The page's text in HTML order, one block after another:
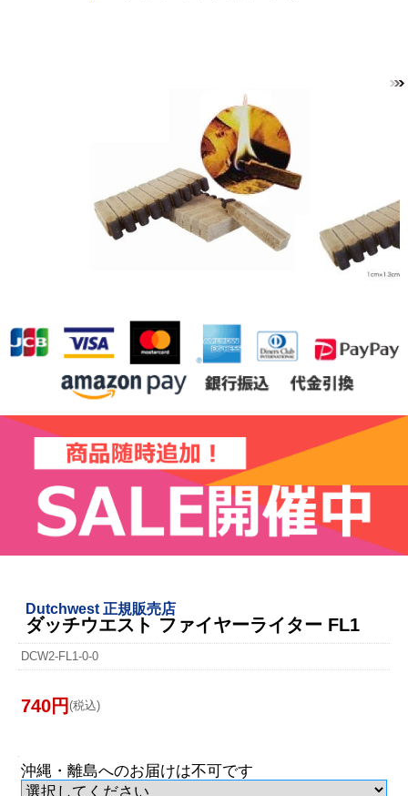
Dutchwest 正規販売店
ダッチウエスト ファイヤーライター FL1
DCW2-FL1-0-0
740円 (税込)
沖縄・離島へのお届けは不可です